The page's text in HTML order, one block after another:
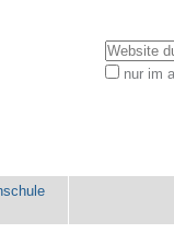
Website
nur im